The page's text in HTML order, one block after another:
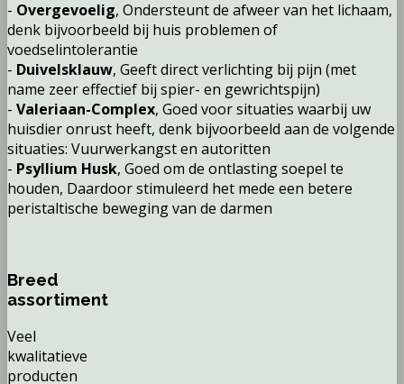
- Overgevoelig, Ondersteunt de afweer van het lichaam,
denk bijvoorbeeld bij huis problemen of
voedselintolerantie
- Duivelsklauw, Geeft direct verlichting bij pijn (met
name zeer effectief bij spier- en gewrichtspijn)
- Valeriaan-Complex, Goed voor situaties waarbij uw
huisdier onrust heeft, denk bijvoorbeeld aan de volgende
situaties: Vuurwerkangst en autoritten
- Psyllium Husk, Goed om de ontlasting soepel te
houden, Daardoor stimuleerd het mede een betere
peristaltische beweging van de darmen
Breed
assortiment
Veel
kwalitatieve
producten